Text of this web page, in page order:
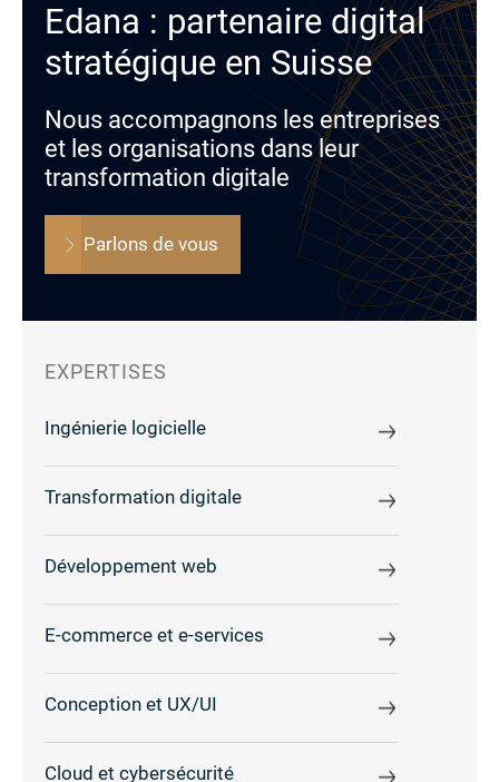
Edana : partenaire digital
stratégique en Suisse
Nous accompagnons les entreprises
et les organisations dans leur
transformation digitale
Parlons de vous
EXPERTISES
Ingénierie logicielle
Transformation digitale
Développement web
E-commerce et e-services
Conception et UX/UI
Cloud et cybersécurité